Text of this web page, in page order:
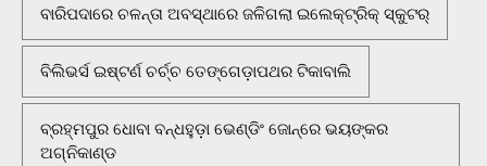
ବାରିପଦାରେ ଚଳନ୍ତା ଅବସ୍ଥାରେ ଜଳିଗଲା ଇଲେକ୍ଟ୍ରିକ୍ ସ୍କୁଟର୍
ବିଲିଭର୍ସ ଇଷ୍ଟର୍ଣ ଚର୍ଚ୍ଚ ତେଙ୍ଗେଡ଼ାପଥର ଟିକାବାଲି
ବ୍ରହ୍ମପୁର ଧୋବା ବନ୍ଧହୁଡ଼ା ଭେଣ୍ଡିଂ ଜୋନ୍‌ରେ ଭୟଙ୍କର
ଅଗ୍ନିକାଣ୍ଡ